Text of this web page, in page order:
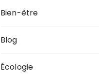
Bien-être
Blog
Écologie